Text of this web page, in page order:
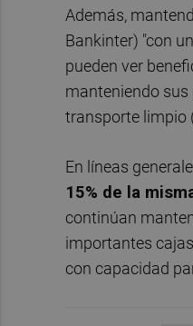
Además,
Bankinter) "con
pueden ver
manteniendo sus
transporte limpio
En líneas
15% de la
continúan
importantes
con capacidad